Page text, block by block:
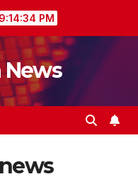
9:14:34 PM
News